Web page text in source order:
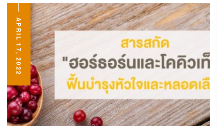
APRIL 17, 2022